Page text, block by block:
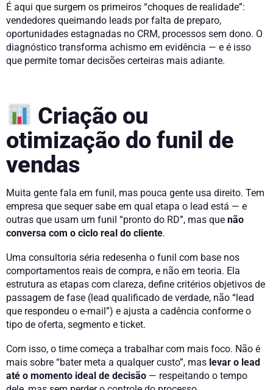
É aqui que surgem os primeiros “choques de realidade”:
vendedores queimando leads por falta de preparo,
oportunidades estagnadas no CRM, processos sem dono. O
diagnóstico transforma achismo em evidência — e é isso
que permite tomar decisões certeiras mais adiante.
Criação ou
otimização do funil de
vendas
Muita gente fala em funil, mas pouca gente usa direito. Tem
empresa que sequer sabe em qual etapa o lead está — e
outras que usam um funil “pronto do RD”, mas que não
conversa com o ciclo real do cliente.
Uma consultoria séria redesenha o funil com base nos
comportamentos reais de compra, e não em teoria. Ela
estrutura as etapas com clareza, define critérios objetivos de
passagem de fase (lead qualificado de verdade, não “lead
que respondeu o e-mail”) e ajusta a cadência conforme o
tipo de oferta, segmento e ticket.
Com isso, o time começa a trabalhar com mais foco. Não é
mais sobre “bater meta a qualquer custo”, mas levar o lead
até o momento ideal de decisão — respeitando o tempo